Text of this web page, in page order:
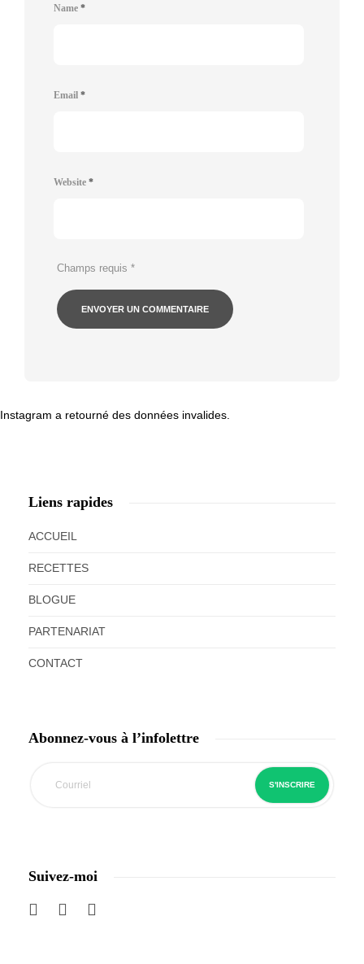
Name *
Email *
Website *
Champs requis *
Instagram a retourné des données invalides.
Liens rapides
ACCUEIL
RECETTES
BLOGUE
PARTENARIAT
CONTACT
Abonnez-vous à l’infolettre
Suivez-moi